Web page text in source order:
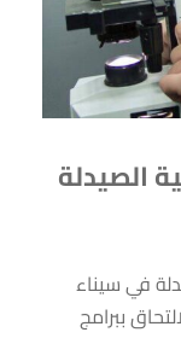
الصيدلة
في سيناء
ببرامج